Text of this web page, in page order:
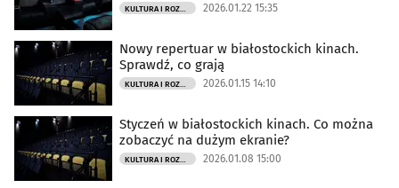
KULTURA I ROZRYWKA 2026.01.22 15:35
Nowy repertuar w białostockich kinach.
Sprawdź, co grają
KULTURA I ROZRYWKA 2026.01.15 14:10
Styczeń w białostockich kinach. Co można
zobaczyć na dużym ekranie?
KULTURA I ROZRYWKA 2026.01.08 15:00